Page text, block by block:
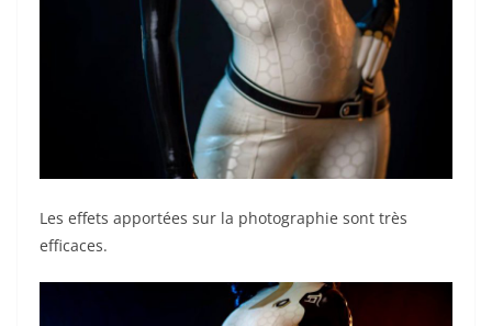
Les effets apportées sur la photographie sont très
efficaces.